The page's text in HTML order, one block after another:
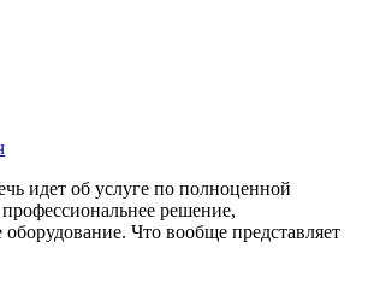
идет об услуге по полноценной
решение,
Что вообще представляет